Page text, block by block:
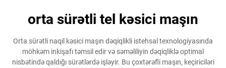
orta sürətli tel kəsici maşın
Orta sürətli naqil kəsici maşın dəqiqlikli istehsal texnologiyasında
möhkəm inkişafı təmsil edir və səməliliyin dəqiqliklə optimal
nisbətində qaldığı sürətlərdə işləyir. Bu çoxtərəfli maşın, keçiriciləri